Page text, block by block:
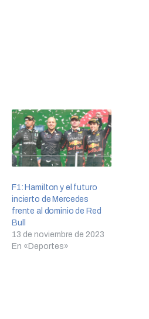
F1: Hamilton y el futuro
incierto de Mercedes
frente al dominio de Red
Bull
13 de noviembre de 2023
En «Deportes»